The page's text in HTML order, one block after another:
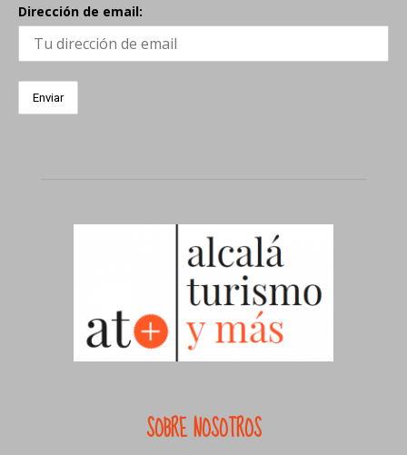
Dirección de email:
SOBRE NOSOTROS